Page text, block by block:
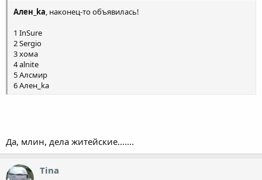
Ален_ka , наконец-то объявилась!
1 InSure
2 Sergio
3 хома
4 alnite
5 Алсмир
6 Ален_ka
Да, млин, дела житейские.......
Tina